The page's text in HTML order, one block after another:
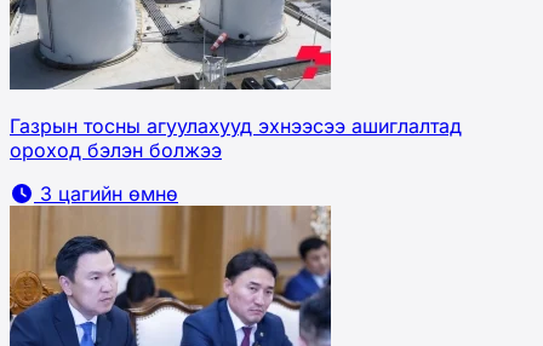
Газрын тосны агуулахууд эхнээсээ ашиглалтад
ороход бэлэн болжээ
3 цагийн өмнө